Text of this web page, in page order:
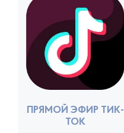
ПРЯМОЙ ЭФИР ТИК-
ТОК